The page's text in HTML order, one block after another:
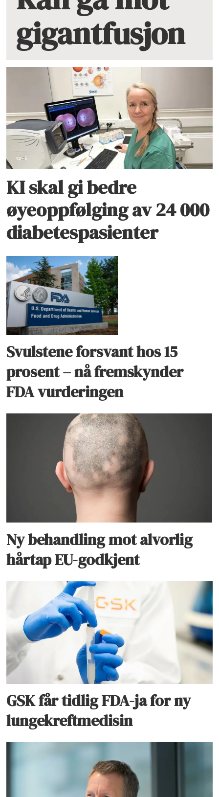
gigantfusjon
KI skal gi bedre
øyeoppfølging av 24 000
diabetespasienter
Svulstene forsvant hos 15
prosent – nå fremskynder
FDA vurderingen
Ny behandling mot alvorlig
hårtap EU-godkjent
GSK får tidlig FDA-ja for ny
lungekreftmedisin